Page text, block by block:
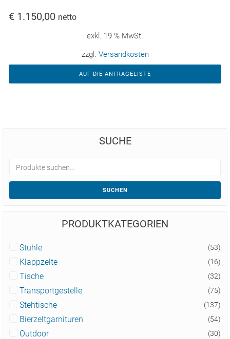
€ 1.150,00 netto
exkl. 19 % MwSt.
zzgl. Versandkosten
AUF DIE ANFRAGELISTE
SUCHE
SUCHEN
PRODUKTKATEGORIEN
Stühle (53)
Klappzelte (16)
Tische (32)
Transportgestelle (75)
Stehtische (137)
Bierzeltgarnituren (54)
Outdoor (30)